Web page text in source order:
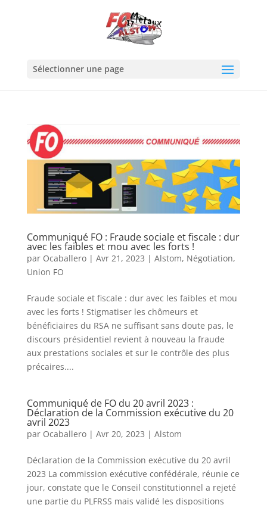
Sélectionner une page
Communiqué FO : Fraude sociale et fiscale : dur
avec les faibles et mou avec les forts !
par Ocaballero| Avr 21, 2023 | Alstom, Négotiation,
Union FO
Fraude sociale et fiscale : dur avec les faibles et mou
avec les forts ! Stigmatiser les chômeurs et
bénéficiaires du RSA ne suffisant sans doute pas, le
discours présidentiel revient à nouveau la fraude
aux prestations sociales et sur le contrôle des plus
précaires....
Communiqué de FO du 20 avril 2023 :
Déclaration de la Commission exécutive du 20
avril 2023
par Ocaballero| Avr 20, 2023 | Alstom
Déclaration de la Commission exécutive du 20 avril
2023 La commission exécutive confédérale, réunie ce
jour, constate que le Conseil constitutionnel a rejeté
une partie du PLFRSS mais validé les dispositions